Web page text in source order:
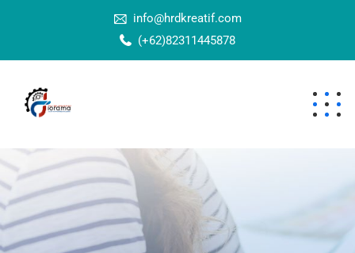
info@hrdkreatif.com
(+62)82311445878